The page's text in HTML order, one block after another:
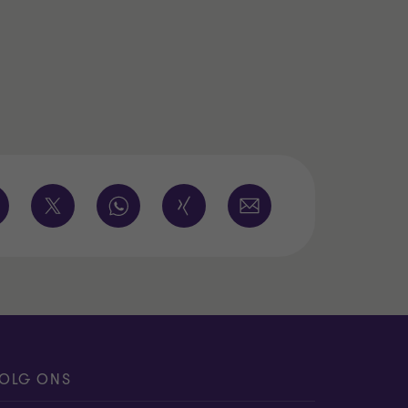
ONS